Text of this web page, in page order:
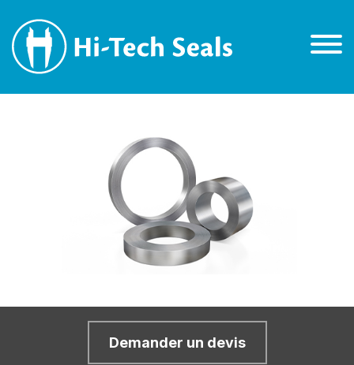
Demander un devis